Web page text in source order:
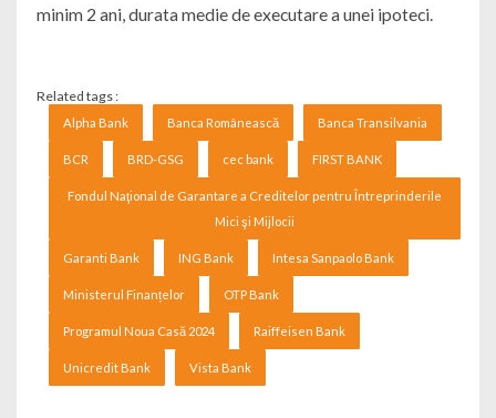
minim 2 ani, durata medie de executare a unei ipoteci.
Related tags :
Alpha Bank Banca Românească Banca Transilvania
BCR BRD-GSG cec bank FIRST BANK
Fondul Naţional de Garantare a Creditelor pentru Întreprinderile
Mici şi Mijlocii
Garanti Bank ING Bank Intesa Sanpaolo Bank
Ministerul Finanțelor OTP Bank
Programul Noua Casă 2024 Raiffeisen Bank
Unicredit Bank Vista Bank